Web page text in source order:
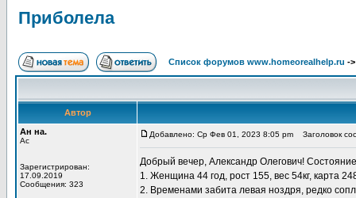
Приболела
Список форумов www.homeorealhelp.ru -
Автор
Ан на.
Ас
Зарегистрирован:
17.09.2019
Сообщения: 323
Добавлено: Ср Фев 01, 2023 8:05 pm Заголовок
Добрый вечер, Александр Олегович!
1. Женщина 44 год, рост 155, вес 54кг, карта
2. Временами забита левая ноздря, редко